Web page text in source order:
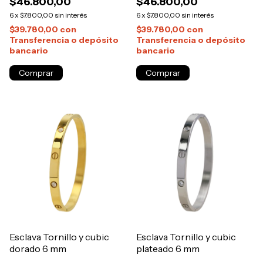
6 x $7.800,00 sin interés
$39.780,00 con
Transferencia o depósito
bancario
6 x $7.800,00 sin interés
$39.780,00 con
Transferencia o depósito
bancario
Esclava Tornillo y cubic
dorado 6 mm
Esclava Tornillo y cubic
plateado 6 mm